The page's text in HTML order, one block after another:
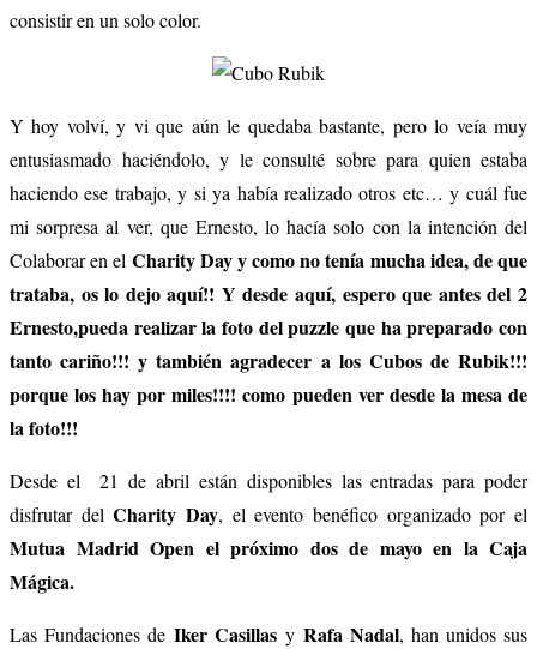
consistir en un solo color.
Y hoy volví, y vi que aún le quedaba bastante, pero lo veía muy
entusiasmado haciéndolo, y le consulté sobre para quien estaba
haciendo ese trabajo, y si ya había realizado otros etc… y cuál fue
mi sorpresa al ver, que Ernesto, lo hacía solo con la intención del
Colaborar en el Charity Day y como no tenía mucha idea, de que
trataba, os lo dejo aquí!! Y desde aquí, espero que antes del 2
Ernesto,pueda realizar la foto del puzzle que ha preparado con
tanto cariño!!! y también agradecer a los Cubos de Rubik!!!
porque los hay por miles!!!! como pueden ver desde la mesa de
la foto!!!
Desde el 21 de abril están disponibles las entradas para poder
disfrutar delCharity Day, el evento benéfico organizado por el
Mutua Madrid Open el próximo dos de mayo en la Caja
Mágica.
Las Fundaciones de Iker Casillas y Rafa Nadal, han unidos sus